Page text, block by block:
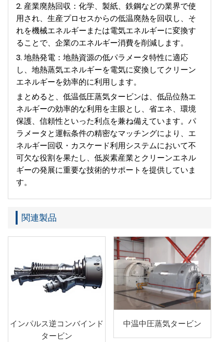
2. 産業廃熱回収：化学、製紙、鉄鋼などの業界で使
用され、生産プロセスからの低温廃熱を回収し、そ
れを機械エネルギーまたは電気エネルギーに変換す
ることで、企業のエネルギー消費を削減します。
3. 地熱発電：地熱資源の低パラメータ特性に適応
し、地熱蒸気エネルギーを電気に変換してクリーン
エネルギーを効率的に利用します。
まとめると、低温低圧蒸気タービンは、低品位熱エ
ネルギーの効率的な利用を主眼とし、省エネ、環境
保護、信頼性といった利点を兼ね備えています。パ
ラメータと運転条件の精密なマッチングにより、エ
ネルギー回収・カスケード利用システムにおいて不
可欠な役割を果たし、低炭素産業とクリーンエネル
ギーの発展に重要な技術的サポートを提供していま
す。
関連製品
インパルス逆コンバインド
タービン
中温中圧蒸気タービン